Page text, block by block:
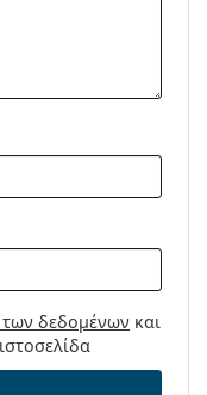
των δεδομένων και